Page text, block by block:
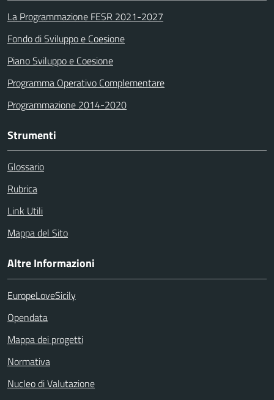
La Programmazione FESR 2021-2027
Fondo di Sviluppo e Coesione
Piano Sviluppo e Coesione
Programma Operativo Complementare
Programmazione 2014-2020
Strumenti
Glossario
Rubrica
Link Utili
Mappa del Sito
Altre Informazioni
EuropeLoveSicily
Opendata
Mappa dei progetti
Normativa
Nucleo di Valutazione